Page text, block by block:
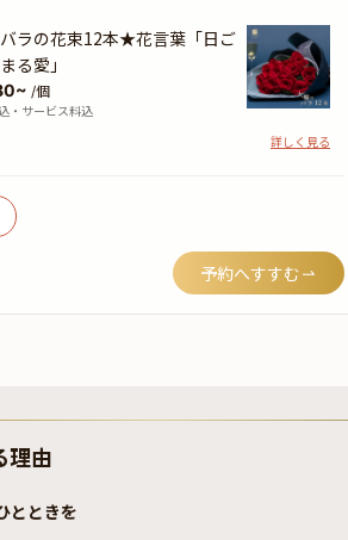
ラの花束12本★花言葉「日ご
る愛」
/個
・サービス料込
詳しく見る
予約へすすむ
理由
とときを